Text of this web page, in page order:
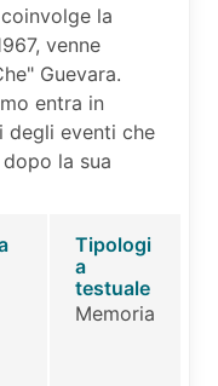
la
venne
Guevara.
entra in
eventi che
la sua
Tipologi
a
testuale
Memoria